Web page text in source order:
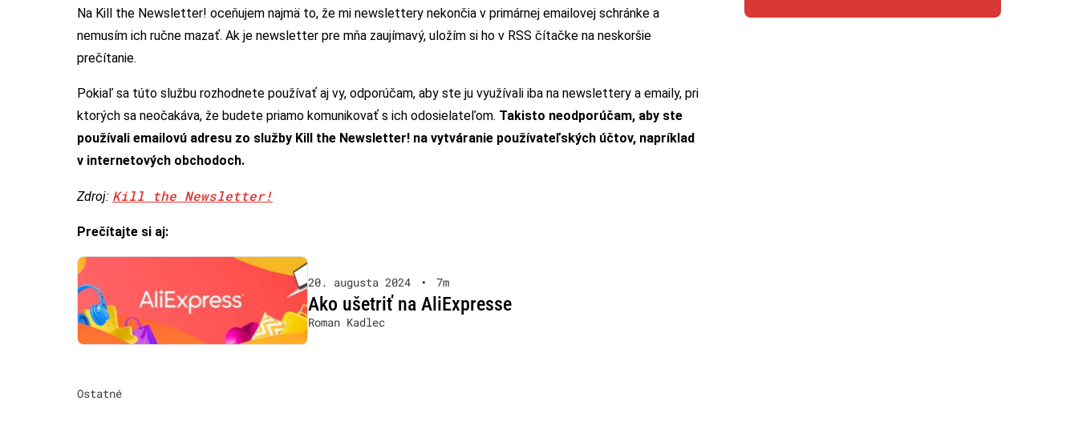
Na Kill the Newsletter! oceňujem najmä to, že mi newslettery nekončia v primárnej emailovej schránke a
nemusím ich ručne mazať. Ak je newsletter pre mňa zaujímavý, uložím si ho v RSS čítačke na neskoršie
prečítanie.
Pokiaľ sa túto službu rozhodnete používať aj vy, odporúčam, aby ste ju využívali iba na newslettery a emaily, pri
ktorých sa neočakáva, že budete priamo komunikovať s ich odosielateľom. Takisto neodporúčam, aby ste
používali emailovú adresu zo služby Kill the Newsletter! na vytváranie používateľských účtov, napríklad
v internetových obchodoch.
Zdroj: Kill the Newsletter!
Prečítajte si aj:
20. augusta 2024 • 7m
Ako ušetriť na AliExpresse
Roman Kadlec
Ostatné